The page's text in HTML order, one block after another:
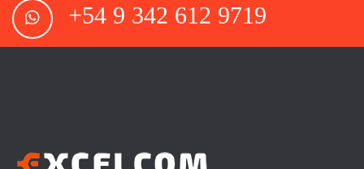
+54 9 342 612 9719